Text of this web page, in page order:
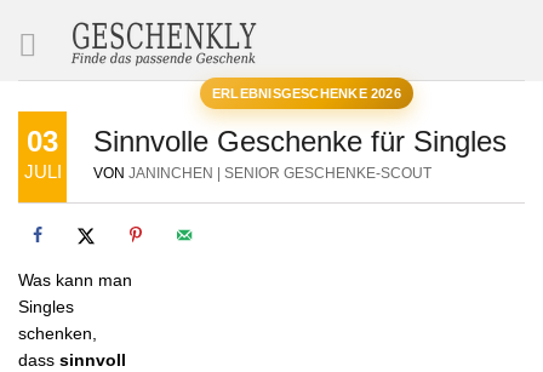
ERLEBNISGESCHENKE 2026
03
JULI
Sinnvolle Geschenke für Singles
VON JANINCHEN | SENIOR GESCHENKE-SCOUT
Was kann man
Singles
schenken,
dass sinnvoll